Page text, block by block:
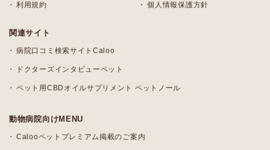
利用規約 個人情報保護方針
関連サイト
病院口コミ検索サイトCaloo
ドクターズインタビューペット
ペット用CBDオイルサプリメント ペットノール
動物病院向けMENU
Calooペットプレミアム掲載のご案内